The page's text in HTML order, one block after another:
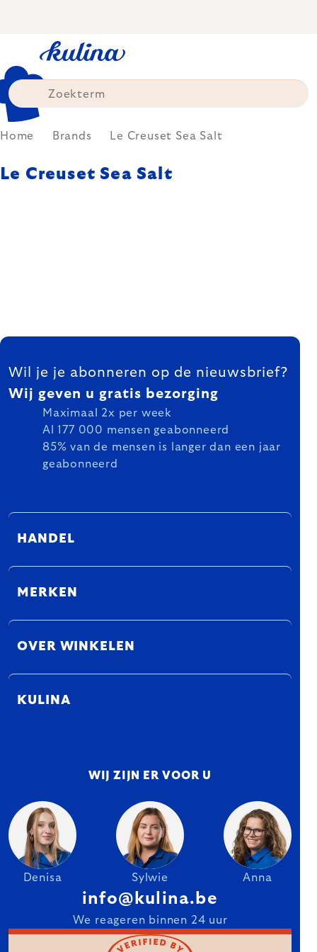
Home Brands Le Creuset Sea Salt
Le Creuset Sea Salt
FOOTER
Wil je je abonneren op de nieuwsbrief?
Wij geven u gratis bezorging
Maximaal 2x per week
Al 177 000 mensen geabonneerd
85% van de mensen is langer dan een jaar
geabonneerd
HANDEL
MERKEN
OVER WINKELEN
KULINA
WIJ ZIJN ER VOOR U
Denisa Sylwie Anna
info@kulina.be
We reageren binnen 24 uur